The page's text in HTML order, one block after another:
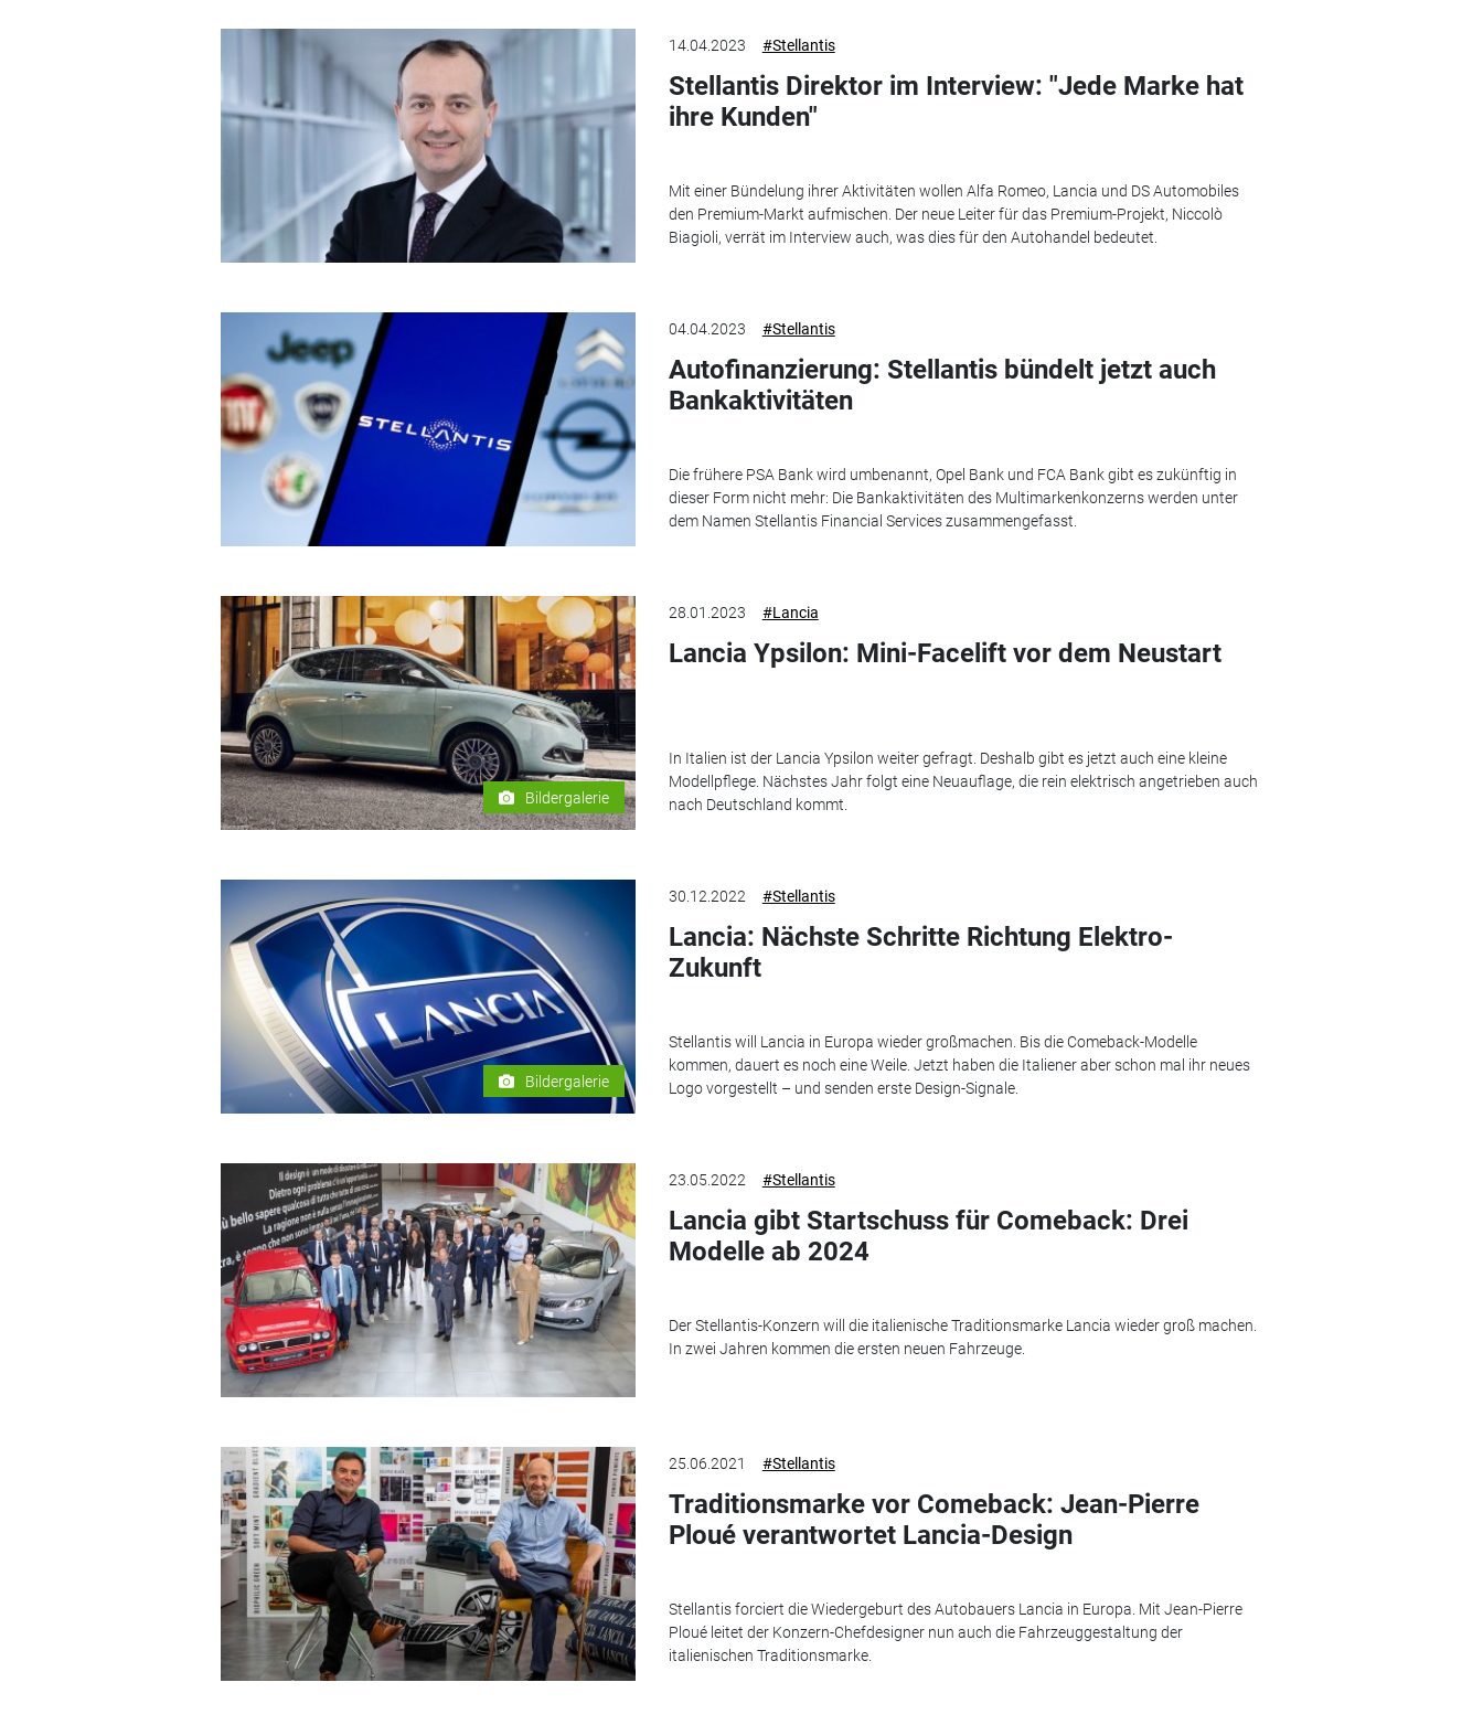
14.04.2023 #Stellantis
Stellantis Direktor im Interview: "Jede Marke hat
ihre Kunden"
Mit einer Bündelung ihrer Aktivitäten wollen Alfa Romeo, Lancia und DS Automobiles
den Premium-Markt aufmischen. Der neue Leiter für das Premium-Projekt, Niccolò
Biagioli, verrät im Interview auch, was dies für den Autohandel bedeutet.
04.04.2023 #Stellantis
Autofinanzierung: Stellantis bündelt jetzt auch
Bankaktivitäten
Die frühere PSA Bank wird umbenannt, Opel Bank und FCA Bank gibt es zukünftig in
dieser Form nicht mehr: Die Bankaktivitäten des Multimarkenkonzerns werden unter
dem Namen Stellantis Financial Services zusammengefasst.
Bildergalerie
28.01.2023 #Lancia
Lancia Ypsilon: Mini-Facelift vor dem Neustart
In Italien ist der Lancia Ypsilon weiter gefragt. Deshalb gibt es jetzt auch eine kleine
Modellpflege. Nächstes Jahr folgt eine Neuauflage, die rein elektrisch angetrieben auch
nach Deutschland kommt.
Bildergalerie
30.12.2022 #Stellantis
Lancia: Nächste Schritte Richtung Elektro-
Zukunft
Stellantis will Lancia in Europa wieder großmachen. Bis die Comeback-Modelle
kommen, dauert es noch eine Weile. Jetzt haben die Italiener aber schon mal ihr neues
Logo vorgestellt – und senden erste Design-Signale.
23.05.2022 #Stellantis
Lancia gibt Startschuss für Comeback: Drei
Modelle ab 2024
Der Stellantis-Konzern will die italienische Traditionsmarke Lancia wieder groß machen.
In zwei Jahren kommen die ersten neuen Fahrzeuge.
25.06.2021 #Stellantis
Traditionsmarke vor Comeback: Jean-Pierre
Ploué verantwortet Lancia-Design
Stellantis forciert die Wiedergeburt des Autobauers Lancia in Europa. Mit Jean-Pierre
Ploué leitet der Konzern-Chefdesigner nun auch die Fahrzeuggestaltung der
italienischen Traditionsmarke.